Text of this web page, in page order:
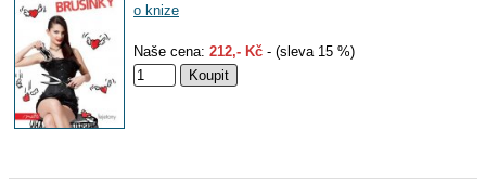
o knize
Naše cena: 212,- Kč - (sleva 15 %)